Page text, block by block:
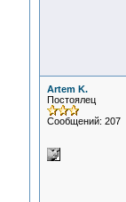
Artem K.
Постоялец
Сообщений: 207